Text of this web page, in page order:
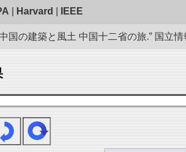
Harvard IEEE
国の建築と風土 中国十二省の旅.” 国立